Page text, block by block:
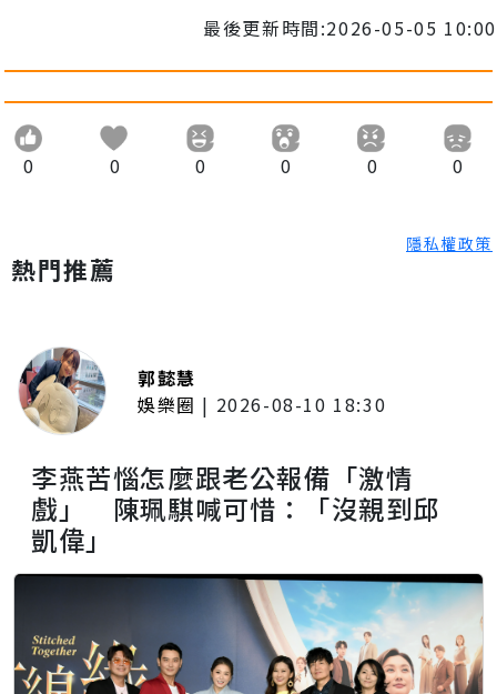
最後更新時間:2026-05-05 10:00
0 0 0 0 0 0
隱私權政策
熱門推薦
郭懿慧
娛樂圈 | 2026-08-10 18:30
李燕苦惱怎麼跟老公報備「激情
戲」 陳珮騏喊可惜：「沒親到邱
凱偉」